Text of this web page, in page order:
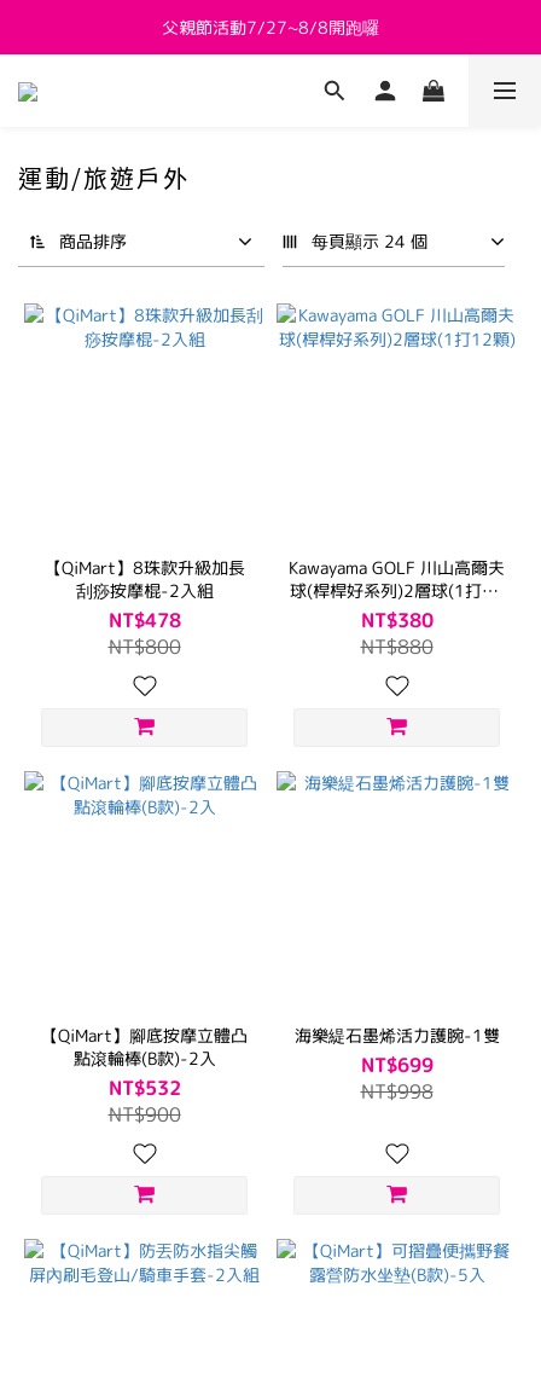
新會員送 $800購物金
父親節活動7/27~8/8開跑囉
新會員送 $800購物金
運動/旅遊戶外
商品排序 每頁顯示 24 個
【QiMart】8珠款升級加長
刮痧按摩棍-2入組
NT$478
NT$800
Kawayama GOLF 川山高爾夫
球(桿桿好系列)2層球(1打12
顆)
NT$380
NT$880
【QiMart】腳底按摩立體凸
點滾輪棒(B款)-2入
NT$532
NT$900
海樂緹石墨烯活力護腕-1雙
NT$699
NT$998